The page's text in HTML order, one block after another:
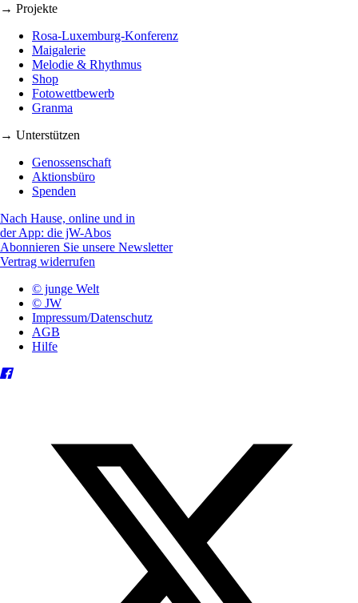
→ Projekte
Rosa-Luxemburg-Konferenz
Maigalerie
Melodie & Rhythmus
Shop
Fotowettbewerb
Granma
→ Unterstützen
Genossenschaft
Aktionsbüro
Spenden
Nach Hause, online und in
der App: die jW-Abos
Abonnieren Sie unsere Newsletter
Vertrag widerrufen
© junge Welt
© JW
Impressum/Datenschutz
AGB
Hilfe